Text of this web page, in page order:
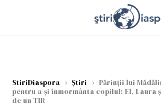
StiriDiaspora › Știri › Părinții lui
pentru a-și înmormânta copilul: El, Laura
de un TIR